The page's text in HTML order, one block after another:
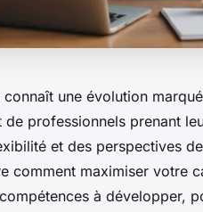
une évolution
professionnels prenant
et des perspectives
comment maximiser votre
à développer,